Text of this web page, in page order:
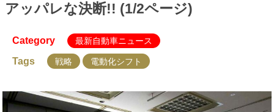
アッパレな決断!! (1/2ページ)
Category 最新自動車ニュース
Tags 戦略 電動化シフト